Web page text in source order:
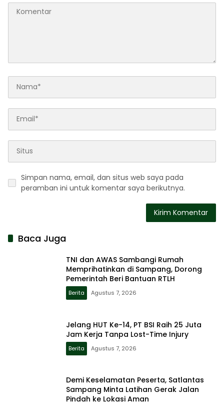
Simpan nama, email, dan situs web saya pada
peramban ini untuk komentar saya berikutnya.
Baca Juga
TNI dan AWAS Sambangi Rumah
Memprihatinkan di Sampang, Dorong
Pemerintah Beri Bantuan RTLH
Berita Agustus 7, 2026
Jelang HUT Ke-14, PT BSI Raih 25 Juta
Jam Kerja Tanpa Lost-Time Injury
Berita Agustus 7, 2026
Demi Keselamatan Peserta, Satlantas
Sampang Minta Latihan Gerak Jalan
Pindah ke Lokasi Aman